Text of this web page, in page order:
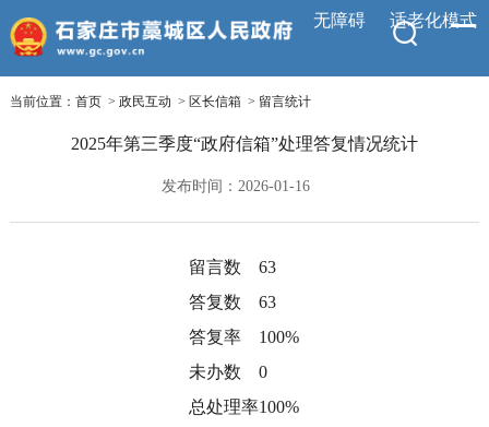
无障碍 适老化模式
当前位置： 首页> 政民互动 > 区长信箱 > 留言统计
2025年第三季度“政府信箱”处理答复情况统计
发布时间：2026-01-16
留言数
63
答复数
63
答复率
100%
未办数
0
总处理率100%